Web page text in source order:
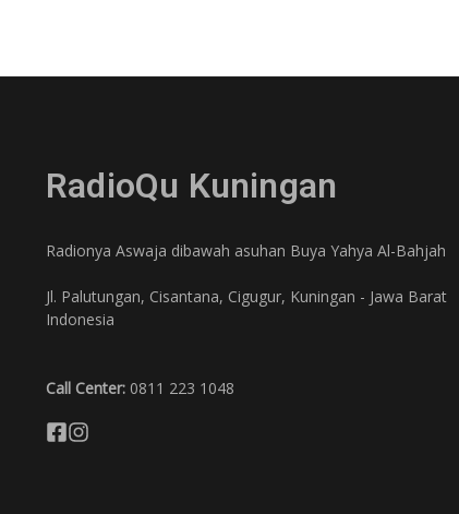
RadioQu Kuningan
Radionya Aswaja dibawah asuhan Buya Yahya Al-Bahjah
Jl. Palutungan, Cisantana, Cigugur, Kuningan - Jawa Barat
Indonesia
Call Center: 0811 223 1048